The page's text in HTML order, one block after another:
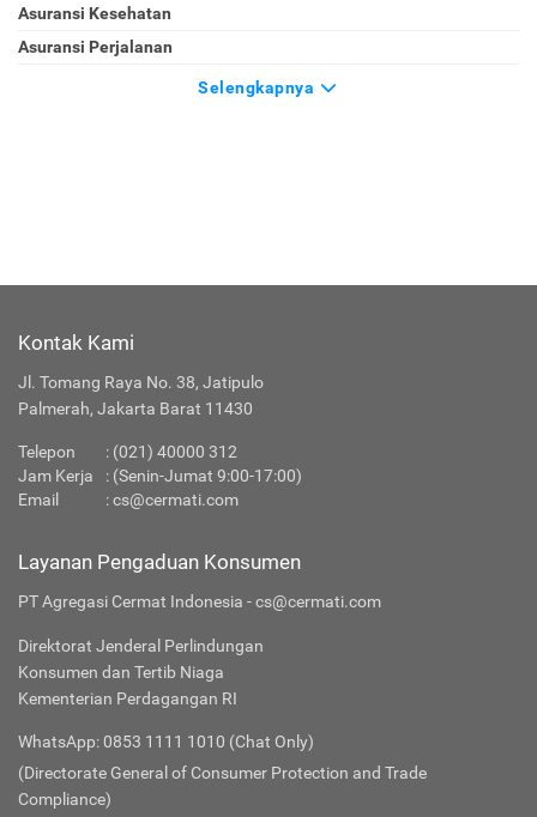
Asuransi Kesehatan
Asuransi Perjalanan
Selengkapnya
Kontak Kami
Jl. Tomang Raya No. 38, Jatipulo
Palmerah, Jakarta Barat 11430
Telepon
: (021) 40000 312
Jam Kerja
: (Senin-Jumat 9:00-17:00)
Email
:cs@cermati.com
Layanan Pengaduan Konsumen
PT Agregasi Cermat Indonesia - cs@cermati.com
Direktorat Jenderal Perlindungan
Konsumen dan Tertib Niaga
Kementerian Perdagangan RI
WhatsApp: 0853 1111 1010 (Chat Only)
(Directorate General of Consumer Protection and Trade
Compliance)